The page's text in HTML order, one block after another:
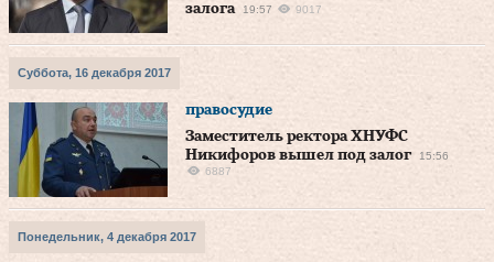
залога
19:57 9017
Суббота, 16 декабря 2017
правосудие
Заместитель ректора ХНУФС
Никифоров вышел под залог
15:56
6887
Понедельник, 4 декабря 2017